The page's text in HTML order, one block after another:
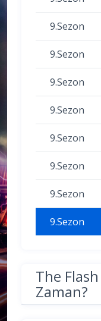
9.Sezon
9.Sezon
9.Sezon
9.Sezon
9.Sezon
9.Sezon
9.Sezon
9.Sezon
The Flash
Zaman?